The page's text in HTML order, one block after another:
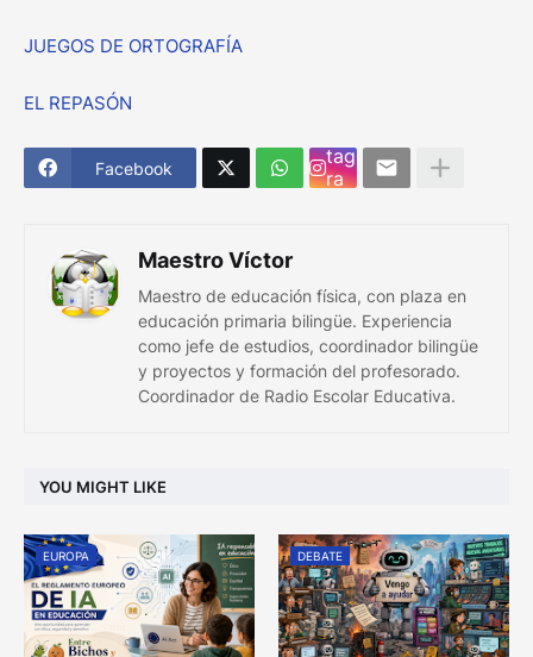
JUEGOS DE ORTOGRAFÍA
EL REPASÓN
Facebook
tag
ra
Maestro Víctor
Maestro de educación física, con plaza en
educación primaria bilingüe. Experiencia
como jefe de estudios, coordinador bilingüe
y proyectos y formación del profesorado.
Coordinador de Radio Escolar Educativa.
YOU MIGHT LIKE
EUROPA DEBATE